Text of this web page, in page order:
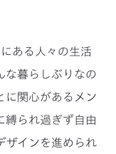
ある人々の生活
な暮らしぶりなの
に関心があるメン
縛られ過ぎず自由
ザインを進められ